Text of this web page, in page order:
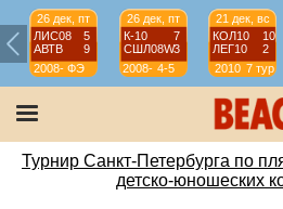
26 дек, пт
ЛИС08
5
АВТВ
9
2008-
2009
ФЭ
26 дек, пт
К-10
7
СШЛ08W3
2008-
2009
4-5
21 дек, вс
КОЛ10
10
ЛЕГ10
2
2010 7 тур
Турнир Санкт-Петербурга по
детско-юношеских